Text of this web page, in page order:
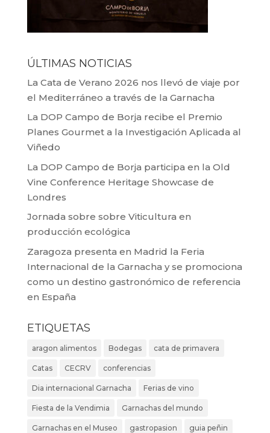
ÚLTIMAS NOTICIAS
La Cata de Verano 2026 nos llevó de viaje por
el Mediterráneo a través de la Garnacha
La DOP Campo de Borja recibe el Premio
Planes Gourmet a la Investigación Aplicada al
Viñedo
La DOP Campo de Borja participa en la Old
Vine Conference Heritage Showcase de
Londres
Jornada sobre sobre Viticultura en
producción ecológica
Zaragoza presenta en Madrid la Feria
Internacional de la Garnacha y se promociona
como un destino gastronómico de referencia
en España
ETIQUETAS
aragon alimentos Bodegas cata de primavera
Catas CECRV conferencias
Dia internacional Garnacha Ferias de vino
Fiesta de la Vendimia Garnachas del mundo
Garnachas en el Museo gastropasion guia peñin